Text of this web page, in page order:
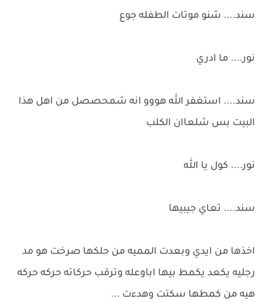
سند.... شنو موتات الطفله جوع
نور.... ما ادري
سند.... استغفر الله هووو انه شمحصصل من اهل هذا
البيت بس شلعاان الكلب
نور.... كول يا الله
سند.... تعاي جيبيها
اخذها من ايدي وبعدت المميه من حلكها صرخت هو مد
رجليه يكعد يكمط بيها اباوعله وترقب حركاته حركه حركه
هيه من كمطها سكتت وهدءت ...